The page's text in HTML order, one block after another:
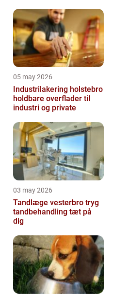
05 may 2026
Industrilakering holstebro
holdbare overflader til
industri og private
03 may 2026
Tandlæge vesterbro tryg
tandbehandling tæt på
dig